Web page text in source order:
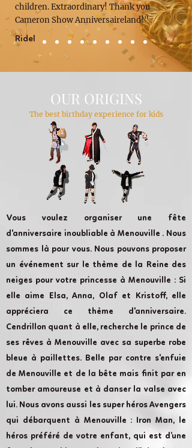
children. Extraordinary! Thank you
Cameron Show Anniversaireland!"
Ridel
OUR ORIGINS
The best birthday experience for kids
Vous voulez organiser une fête
d'anniversaire inoubliable à Menouville . Nous
sommes là pour vous. Nous pouvons proposer
un événement sur le thème de la Reine des
neiges pour votre princesse à Menouville : Si
elle aime Elsa, Anna, Olaf et Kristoff, elle
appréciera ce thème d'anniversaire.
Cendrillon quant à elle, recherche le prince de
ses rêves à Menouville avec sa superbe robe
bleue à paillettes. Belle par contre s'enfuie
de Menouville et de la bête mais finit par en
tomber amoureuse et à danser la valse avec
lui. Nous avons aussi les super héros Avengers
qui débarquent à Menouville : Iron Man, le
héros préféré de votre enfant, qui est d’une